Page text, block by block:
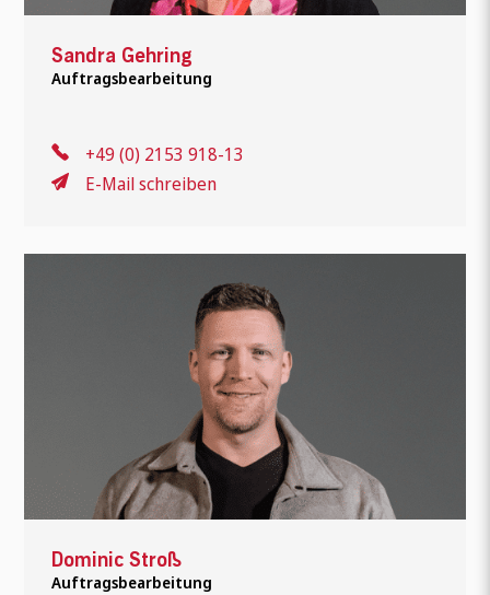
Wonach suchen Sie?
Sandra Gehring
Auftragsbearbeitung
+49 (0) 2153 918-13
E-Mail schreiben
Dominic Stroß
Auftragsbearbeitung